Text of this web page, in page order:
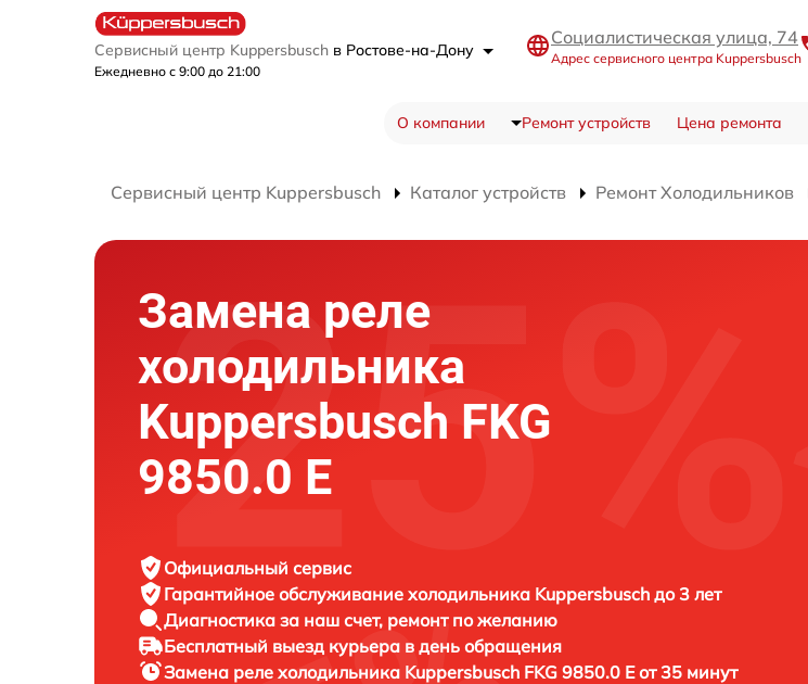
Сервисный центр Kuppersbusch в Ростове-на-Дону
Ежедневно с 9:00 до 21:00
Социалистическая улица, 74
Адрес сервисного центра Kuppersbusch
О компании Ремонт устройств Цена ремонта
Сервисный центр Kuppersbusch Каталог устройств Ремонт Холодильников
Замена реле
холодильника
Kuppersbusch FKG
9850.0 E
Официальный сервис
Гарантийное обслуживание холодильника Kuppersbusch до 3 лет
Диагностика за наш счет, ремонт по желанию
Бесплатный выезд курьера в день обращения
Замена реле холодильника Kuppersbusch FKG 9850.0 E от 35 минут